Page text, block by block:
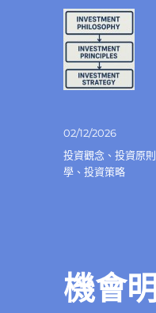
發
佈
日
02/12/2026
分
類
投資觀念 、投資原則
學 、投資策略
機會